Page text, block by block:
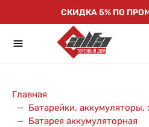
СКИДКА 5% ПО
Главная
Батарейки, аккумуляторы,
Батарея аккумуляторная